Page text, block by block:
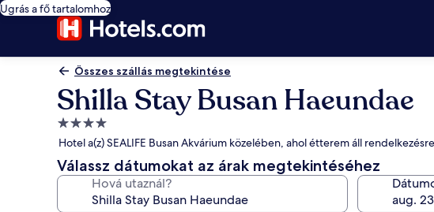
Ugrás a fő tartalomhoz
Összes szállás megtekintése
Shilla Stay Busan Haeundae
4.0
csillagos
szálláshely
Hotel a(z) SEALIFE Busan Akvárium közelében, ahol étterem áll rendelkezésre
Válassz dátumokat az árak megtekintéséhez
Hová utaznál?